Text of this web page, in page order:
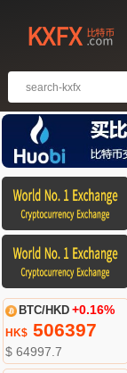
BTC/HKD +0.16%
HK$506397
$ 64997.7